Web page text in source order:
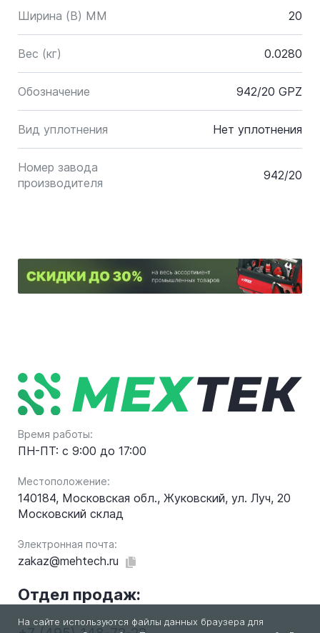
Ширина (B) MM 20
Вес (кг) 0.0280
Обозначение 942/20 GPZ
Вид уплотнения Нет уплотнения
Номер завода
производителя
942/20
Время работы:
ПН-ПТ: с 9:00 до 17:00
Местоположение:
140184, Московская обл., Жуковский, ул. Луч, 20
Московский склад
Электронная почта:
zakaz@mehtech.ru
Отдел продаж:
На сайте используются файлы данных браузера для